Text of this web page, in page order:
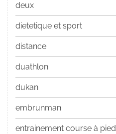
deux
dietetique et sport
distance
duathlon
dukan
embrunman
entrainement course à pied